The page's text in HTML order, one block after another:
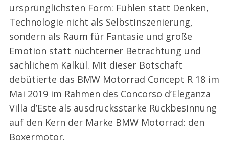
ursprünglichsten Form: Fühlen statt Denken,
Technologie nicht als Selbstinszenierung,
sondern als Raum für Fantasie und große
Emotion statt nüchterner Betrachtung und
sachlichem Kalkül. Mit dieser Botschaft
debütierte das BMW Motorrad Concept R 18 im
Mai 2019 im Rahmen des Concorso d’Eleganza
Villa d’Este als ausdrucksstarke Rückbesinnung
auf den Kern der Marke BMW Motorrad: den
Boxermotor.